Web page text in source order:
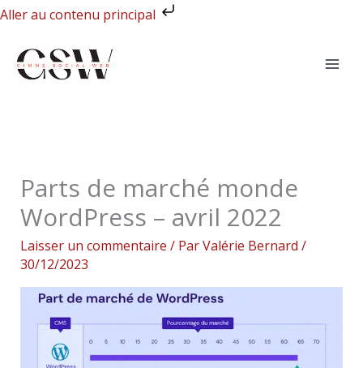
Aller au contenu principal
Aller
contenu
Parts de marché monde
WordPress – avril 2022
Laisser un commentaire / ParValérie Bernard /
30/12/2023